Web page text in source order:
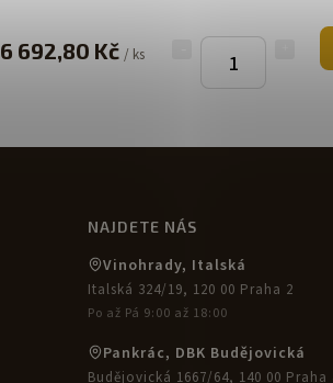
6 692,80 Kč / ks
NAJDETE NÁS
Vinohrady, Italská
Italská 324/19, 120 00 Praha 2
Po až Pá 9:00 až 18:00
Pankrác, DBK Budějovická
Budějovická 1667/64, 140 00 Praha